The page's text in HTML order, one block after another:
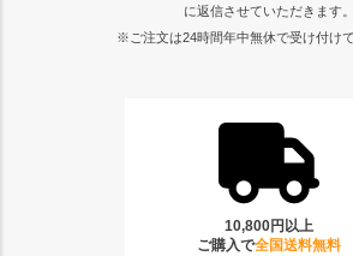
に返信させていただきます。
※ご注文は24時間年中無休で受け付けて
10,800円以上
ご購入で全国送料無料